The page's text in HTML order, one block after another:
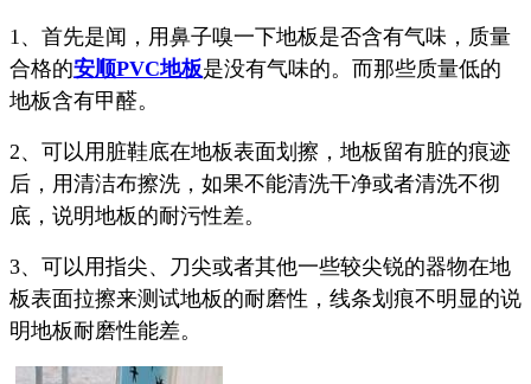
1、首先是闻，用鼻子嗅一下地板是否含有气味，质量
合格的安顺PVC地板是没有气味的。而那些质量低的
地板含有甲醛。
2、可以用脏鞋底在地板表面划擦，地板留有脏的痕迹
后，用清洁布擦洗，如果不能清洗干净或者清洗不彻
底，说明地板的耐污性差。
3、可以用指尖、刀尖或者其他一些较尖锐的器物在地
板表面拉擦来测试地板的耐磨性，线条划痕不明显的说
明地板耐磨性能差。